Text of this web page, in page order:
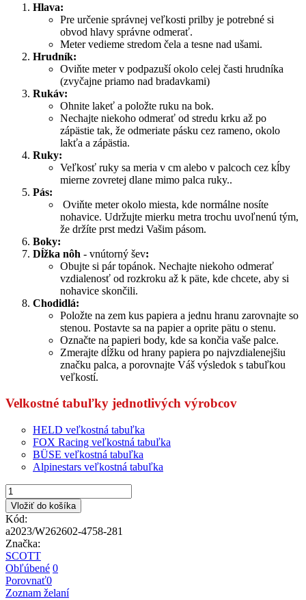
Hlava:
Pre určenie správnej veľkosti prilby je potrebné si
obvod hlavy správne odmerať.
Meter vedieme stredom čela a tesne nad ušami.
Hrudník:
Oviňte meter v podpazuší okolo celej časti hrudníka
(zvyčajne priamo nad bradavkami)
Rukáv:
Ohnite lakeť a položte ruku na bok.
Nechajte niekoho odmerať od stredu krku až po
zápästie tak, že odmeriate pásku cez rameno, okolo
lakťa a zápästia.
Ruky:
Veľkosť ruky sa meria v cm alebo v palcoch cez kĺby
mierne zovretej dlane mimo palca ruky..
Pás:
Oviňte meter okolo miesta, kde normálne nosíte
nohavice. Udržujte mierku metra trochu uvoľnenú tým,
že držíte prst medzi Vašim pásom.
Boky:
Dĺžka nôh - vnútorný šev:
Obujte si pár topánok. Nechajte niekoho odmerať
vzdialenosť od rozkroku až k päte, kde chcete, aby si
nohavice skončili.
Chodidlá:
Položte na zem kus papiera a jednu hranu zarovnajte so
stenou. Postavte sa na papier a oprite pätu o stenu.
Označte na papieri body, kde sa končia vaše palce.
Zmerajte dĺžku od hrany papiera po najvzdialenejšiu
značku palca, a porovnajte Váš výsledok s tabuľkou
veľkostí.
Velkostné tabuľky jednotlivých výrobcov
HELD veľkostná tabuľka
FOX Racing veľkostná tabuľka
BÜSE veľkostná tabuľka
Alpinestars veľkostná tabuľka
Vložiť do košíka
Kód:
a2023/W262602-4758-281
Značka:
SCOTT
Obľúbené 0
Porovnať0
Zoznam želaní